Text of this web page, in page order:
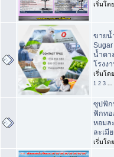
เริ่มโด
ขายน้
น้ำตา
โรงง
เริ่มโด
1 2 3 ...
ซุปฟัก
ฟักทอ
หอมล
ละเมี
เริ่มโด